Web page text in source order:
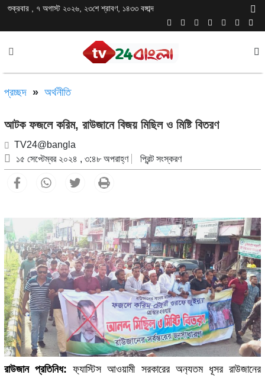
শুক্রবার , ৭ অগাস্ট ২০২৬, ২৩শে শ্রাবণ, ১৪৩৩ বঙ্গাব্দ
প্রচ্ছদ» অর্থনীতি
আটক ফজলে করিম, রাউজানে বিজয় মিছিল ও মিষ্টি বিতরণ
TV24@bangla
১৫ সেপ্টেম্বর ২০২৪ , ৩:৪৮ অপরাহ্ণ
প্রিন্ট সংস্করণ
রাউজান প্রতিনিধ:ফ‍্যাস্টিস আওয়ামী সরকারের অন‍্যতম ধূসর রাউজানের